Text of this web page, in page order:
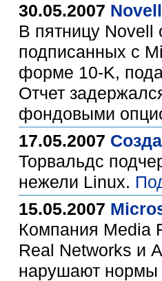
30.05.2007
В пятницу Novell
подписанных с
форме 10-K,
Отчет
фондовыми
17.05.2007
Торвальдс
нежели Linux.
15.05.2007
Компания Media
Real Networks и
нарушают нормы